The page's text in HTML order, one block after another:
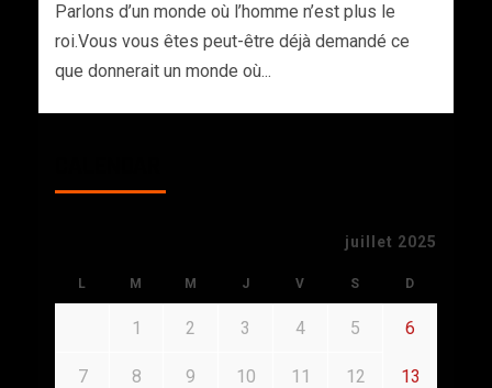
Parlons d’un monde où l’homme n’est plus le
roi.Vous vous êtes peut-être déjà demandé ce
que donnerait un monde où...
juillet 2025
L M M J V S D
1 2 3 4 5 6
7 8 9 10 11 12 13